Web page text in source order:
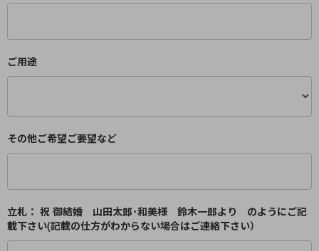
ご用途
その他ご希望ご要望など
立札： 祝 御結婚 山田太郎･和美様 鈴木一郎より のようにご記
載下さい(記載の仕方がわからない場合はご連絡下さい）